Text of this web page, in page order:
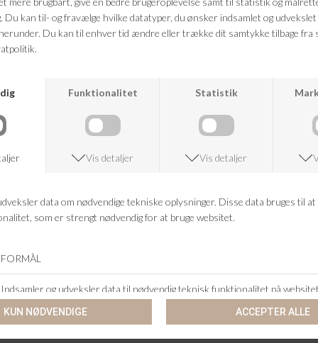
DKK 799,95 DKK 799,95